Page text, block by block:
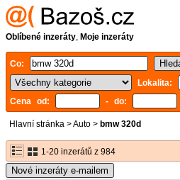
Oblíbené inzeráty, Moje inzeráty
Co:
Lokalita:
Cena od:
- do:
Hlavní stránka >Auto > bmw 320d
1-20 inzerátů z 984
Nové inzeráty e-mailem